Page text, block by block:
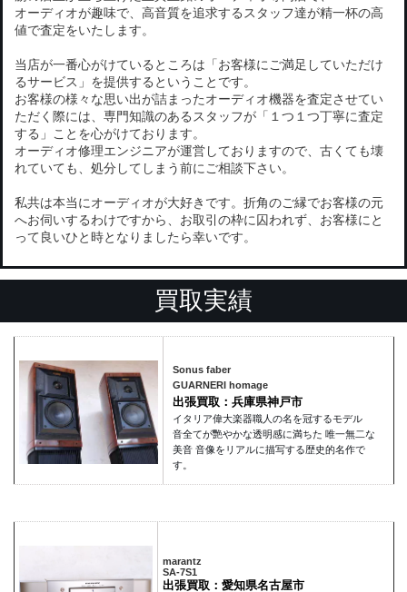
オーディオが趣味で、高音質を追求するスタッフ達が精一杯の高
値で査定をいたします。
当店が一番心がけているところは「お客様にご満足していただけ
るサービス」を提供するということです。
お客様の様々な思い出が詰まったオーディオ機器を査定させてい
ただく際には、専門知識のあるスタッフが「１つ１つ丁寧に査定
する」ことを心がけております。
オーディオ修理エンジニアが運営しておりますので、古くても壊
れていても、処分してしまう前にご相談下さい。
私共は本当にオーディオが大好きです。折角のご縁でお客様の元
へお伺いするわけですから、お取引の枠に囚われず、お客様にと
って良いひと時となりましたら幸いです。
買取実績
Sonus faber
GUARNERI homage
出張買取：兵庫県神戸市
イタリア偉大楽器職人の名を冠するモデル
音全てが艷やかな透明感に満ちた 唯一無二な
美音 音像をリアルに描写する歴史的名作で
す。
marantz
SA-7S1
出張買取：愛知県名古屋市